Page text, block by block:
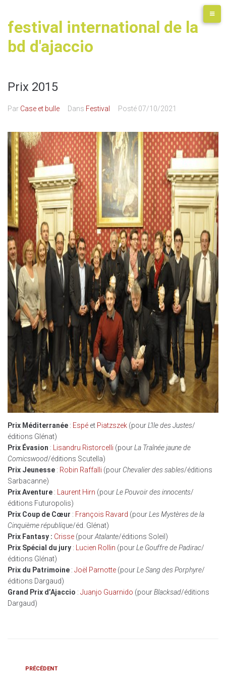
festival international de la
bd d'ajaccio
Prix 2015
Par Case et bulle Dans Festival Posté 07/10/2021
Prix Méditerranée : Espé et Piatzszek (pourL’Ile des Justes/
éditions Glénat)
Prix Évasion : Lisandru Ristorcelli (pourLa Traînée jaune de
Comicswood/éditions Scutella)
Prix Jeunesse : Robin Raffalli (pour Chevalier des sables/éditions
Sarbacanne)
Prix Aventure : Laurent Hirn (pourLe Pouvoir des innocents/
éditions Futuropolis)
Prix Coup de Cœur : François Ravard (pourLes Mystères de la
Cinquième république/éd. Glénat)
Prix Fantasy : Crisse (pourAtalante/éditions Soleil)
Prix Spécial du jury : Lucien Rollin (pourLe Gouffre de Padirac/
éditions Glénat)
Prix du Patrimoine : Joël Parnotte (pourLe Sang des Porphyre/
éditions Dargaud)
Grand Prix d’Ajaccio : Juanjo Guarnido (pourBlacksad/éditions
Dargaud)
PRÉCÉDENT